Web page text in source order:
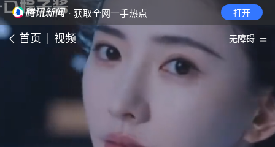
· 获取全网一手热点 打开
首页 视频 无障碍